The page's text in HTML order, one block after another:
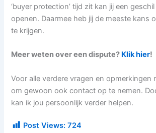
‘buyer protection’ tijd zit kan jij een
openen. Daarmee heb jij de meeste kans
te krijgen.
Meer weten over een dispute? Klik hier!
Voor alle verdere vragen en opmerkingen
om gewoon ook contact op te nemen.
kan ik jou persoonlijk verder helpen.
Post Views: 724